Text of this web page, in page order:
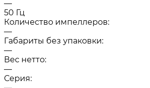
—
50 Гц
Количество импеллеров:
—
Габариты без упаковки:
—
Вес нетто:
—
Серия: